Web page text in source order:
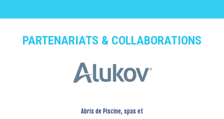
PARTENARIATS & COLLABORATIONS
Abris de Piscine, spas et